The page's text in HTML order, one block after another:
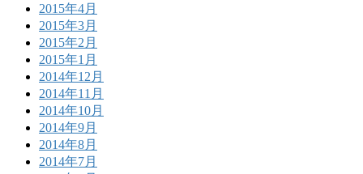
2015年4月
2015年3月
2015年2月
2015年1月
2014年12月
2014年11月
2014年10月
2014年9月
2014年8月
2014年7月